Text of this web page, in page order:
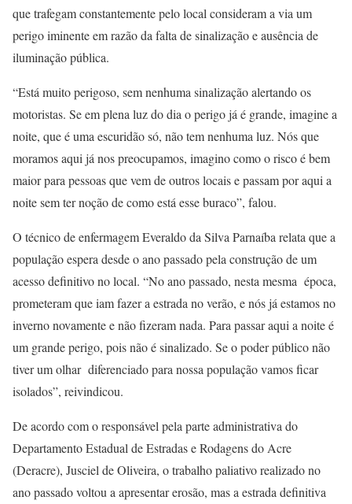
que trafegam constantemente pelo local consideram a via um
perigo iminente em razão da falta de sinalização e ausência de
iluminação pública.
“Está muito perigoso, sem nenhuma sinalização alertando os
motoristas. Se em plena luz do dia o perigo já é grande, imagine a
noite, que é uma escuridão só, não tem nenhuma luz. Nós que
moramos aqui já nos preocupamos, imagino como o risco é bem
maior para pessoas que vem de outros locais e passam por aqui a
noite sem ter noção de como está esse buraco”, falou.
O técnico de enfermagem Everaldo da Silva Parnaíba relata que a
população espera desde o ano passado pela construção de um
acesso definitivo no local. “No ano passado, nesta mesma época,
prometeram que iam fazer a estrada no verão, e nós já estamos no
inverno novamente e não fizeram nada. Para passar aqui a noite é
um grande perigo, pois não é sinalizado. Se o poder público não
tiver um olhar diferenciado para nossa população vamos ficar
isolados”, reivindicou.
De acordo com o responsável pela parte administrativa do
Departamento Estadual de Estradas e Rodagens do Acre
(Deracre), Jusciel de Oliveira, o trabalho paliativo realizado no
ano passado voltou a apresentar erosão, mas a estrada definitiva